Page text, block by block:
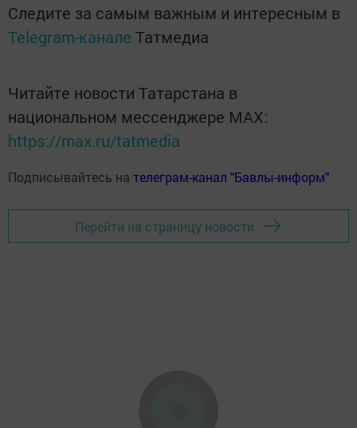
Следите за самым важным и интересным в
Telegram-канале Татмедиа
Читайте новости Татарстана в
национальном мессенджере MАХ:
https://max.ru/tatmedia
Подписывайтесь на телеграм-канал "Бавлы-информ"
Перейти на страницу новости